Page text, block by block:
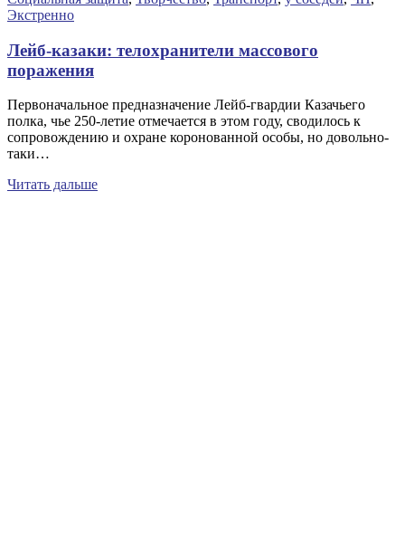
Экстренно
Лейб-казаки: телохранители массового
поражения
Первоначальное предназначение Лейб-гвардии Казачьего
полка, чье 250-летие отмечается в этом году, сводилось к
сопровождению и охране коронованной особы, но довольно-
таки…
Читать дальше